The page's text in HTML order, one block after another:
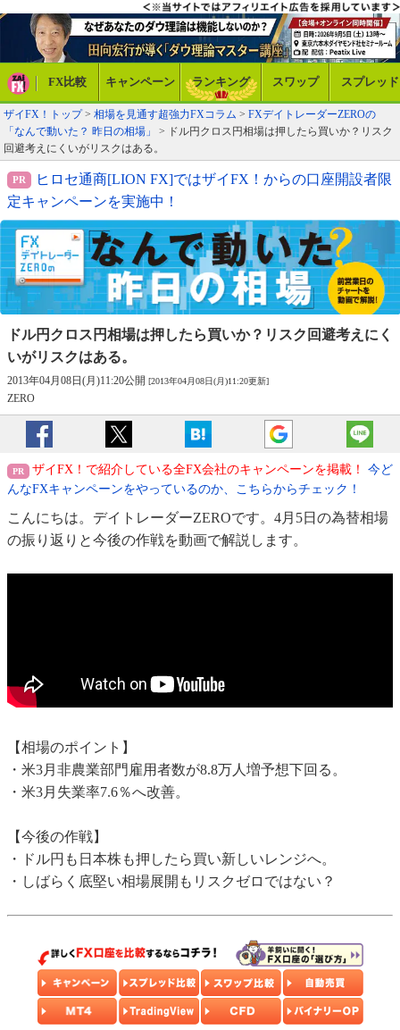
FX比較 キャンペーン ランキング スワップ スプレッド
ザイFX！トップ> 相場を見通す超強力FXコラム > FXデイトレーダーZEROの
「なんで動いた？ 昨日の相場」
> ドル円クロス円相場は押したら買いか？リスク
回避考えにくいがリスクはある。
ヒロセ通商[LION FX]ではザイFX！からの口座開設者限
定キャンペーンを実施中！
ドル円クロス円相場は押したら買いか？ リスク回避考えにく
いがリスクはある。
2013年04月08日(月)11:20公開 [2013年04月08日(月)11:20更新]
ZERO
ザイFX！で紹介している全FX会社のキャンペーンを掲載！
今ど
んなFXキャンペーンをやっているのか、こちらからチェック！
こんにちは。デイトレーダーZEROです。4月5日の為替相場
の振り返りと今後の作戦を動画で解説します。
【相場のポイント】
・米3月非農業部門雇用者数が8.8万人増予想下回る。
・米3月失業率7.6％へ改善。
【今後の作戦】
・ドル円も日本株も押したら買い新しいレンジへ。
・しばらく底堅い相場展開もリスクゼロではない？